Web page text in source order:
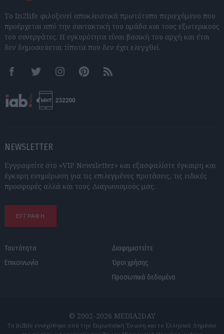
Το In2life φιλοξενεί αποκλειστικά πρωτότυπο περιεχόμενο που
προέρχεται από την συντακτική του ομάδα και τους εξωτερικούς
του συνεργάτες. Η εγκυρότητα είναι βασική του αρχή και έτσι
δεν δημοσιεύεται τίποτα που δεν έχει ελεγχθεί.
FacebookTwitter InstagramPinterestRSS feeds
NEWSLETTER
Εγγραφείτε στο «VIP Newsletter» και εξασφαλίστε έγκαιρη και
έγκυρη ενημέρωση για τις επιλεγμένες προτάσεις, τις ειδικές
προσφορές αλλά και τους Διαγωνισμούς μας.
ΕΓΓΡΑΦΗ
Ταυτότητα
Επικοινωνία
Διαφημιστείτε
Όροι χρήσης
Προσωπικά δεδομένα
© 2002-2026 MEDIA2DAY
Το in2life ενισχύθηκε από την Ευρωπαϊκή Ένωση και το Ελληνικό Δημόσιο